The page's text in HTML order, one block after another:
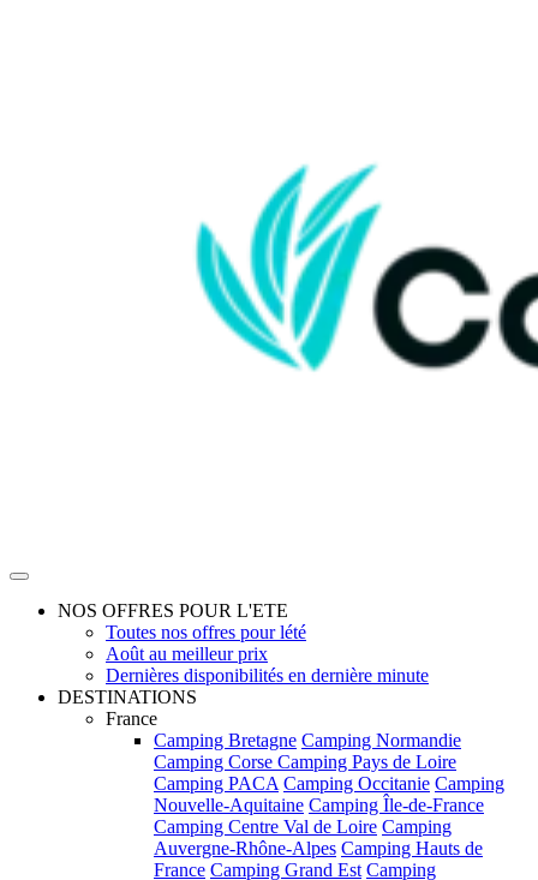
NOS OFFRES POUR L'ETE
Toutes nos offres pour lété
Août au meilleur prix
Dernières disponibilités en dernière minute
DESTINATIONS
France
Camping Bretagne Camping Normandie
Camping Corse Camping Pays de Loire
Camping PACA Camping Occitanie Camping
Nouvelle-Aquitaine Camping Île-de-France
Camping Centre Val de Loire Camping
Auvergne-Rhône-Alpes Camping Hauts de
France Camping Grand Est Camping